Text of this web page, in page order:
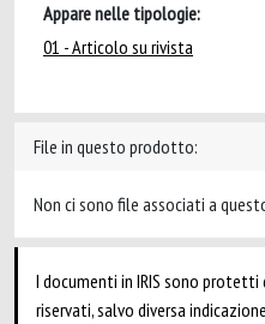
Appare nelle tipologie:
01 - Articolo su rivista
File in questo prodotto:
Non ci sono file associati a
I documenti in IRIS sono
riservati, salvo diversa